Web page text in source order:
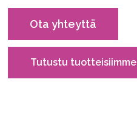
Ota yhteyttä
Tutustu tuotteisiimme